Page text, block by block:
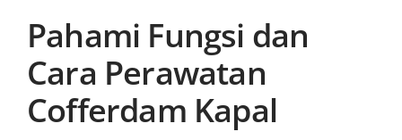
Pahami Fungsi dan
Cara Perawatan
Cofferdam Kapal